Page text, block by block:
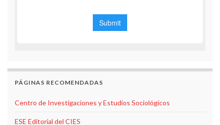
PÁGINAS RECOMENDADAS
Centro de Investigaciones y Estudios Sociológicos
ESE Editorial del CIES